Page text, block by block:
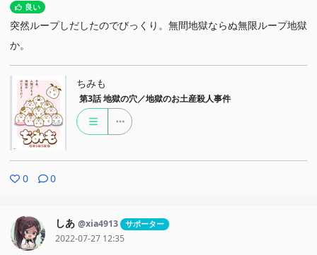
良い
突然ループしだしたのでびっくり。無間地獄ならぬ無限ループ地獄
か。
ちみも
第3話 地獄の穴／地獄のお土産殺人事件
0 0
しあ @xia4913 サポーター
2022-07-27 12:35